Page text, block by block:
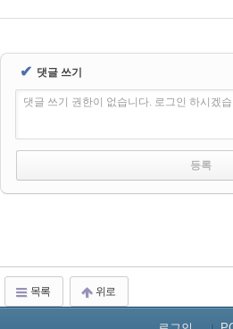
✔ 댓글 쓰기
댓글 쓰기 권한이 없습니다. 로그인 하시겠
목록 위로